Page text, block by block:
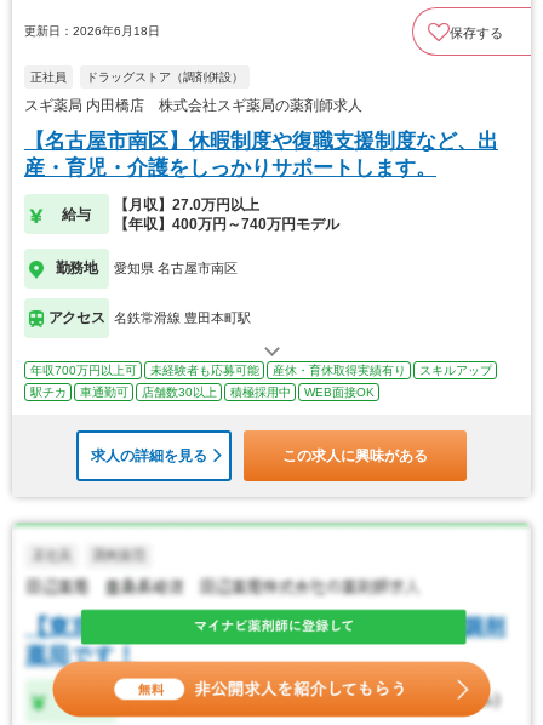
更新日：2026年6月18日 保存する
正社員 ドラッグストア（調剤併設）
スギ薬局 内田橋店 株式会社スギ薬局の薬剤師求人
【名古屋市南区】休暇制度や復職支援制度など、出
産・育児・介護をしっかりサポートします。
給与
【月収】27.0万円以上
【年収】400万円～740万円モデル
勤務地 愛知県 名古屋市南区
アクセス 名鉄常滑線 豊田本町駅
年収700万円以上可 未経験者も応募可能 産休・育休取得実績有り
スキルアップ
駅チカ
車通勤可 店舗数30以上 積極採用中 WEB面接OK
求人の詳細を見る この求人に興味がある